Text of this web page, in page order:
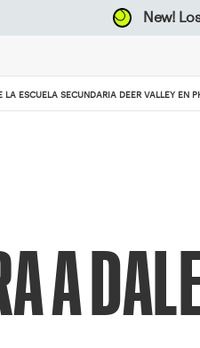
New!
ESCUELA SECUNDARIA DEER VALLEY EN
A